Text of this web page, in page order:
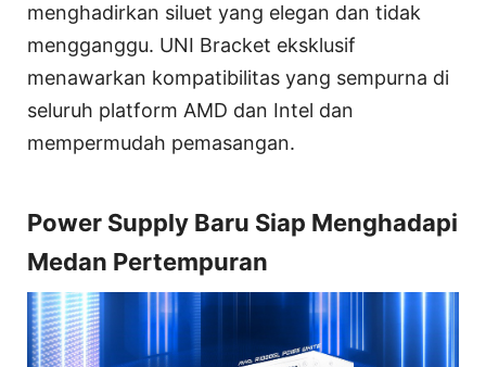
menghadirkan siluet yang elegan dan tidak
mengganggu. UNI Bracket eksklusif
menawarkan kompatibilitas yang sempurna di
seluruh platform AMD dan Intel dan
mempermudah pemasangan.
Power Supply Baru Siap Menghadapi
Medan Pertempuran